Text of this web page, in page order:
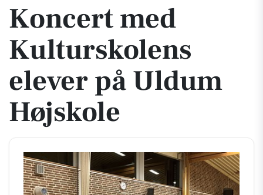
Koncert med
Kulturskolens
elever på Uldum
Højskole